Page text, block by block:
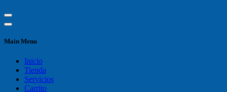
Main Menu
Inicio
Tienda
Servicios
Carrito